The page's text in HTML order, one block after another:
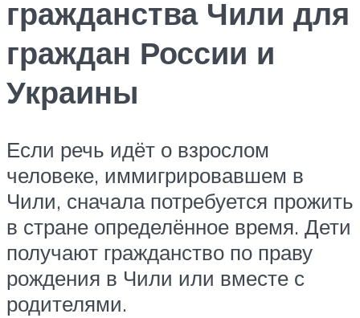
гражданства Чили для
граждан России и
Украины
Если речь идёт о взрослом
человеке, иммигрировавшем в
Чили, сначала потребуется прожить
в стране определённое время. Дети
получают гражданство по праву
рождения в Чили или вместе с
родителями.